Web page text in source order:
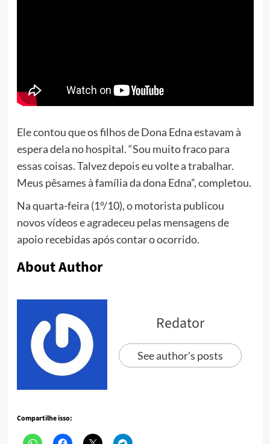
Ele contou que os filhos de Dona Edna estavam à
espera dela no hospital. “Sou muito fraco para
essas coisas. Talvez depois eu volte a trabalhar.
Meus pêsames à família da dona Edna”, completou.
Na quarta-feira (1º/10), o motorista publicou
novos vídeos e agradeceu pelas mensagens de
apoio recebidas após contar o ocorrido.
About Author
Redator
See author's posts
Compartilhe isso: